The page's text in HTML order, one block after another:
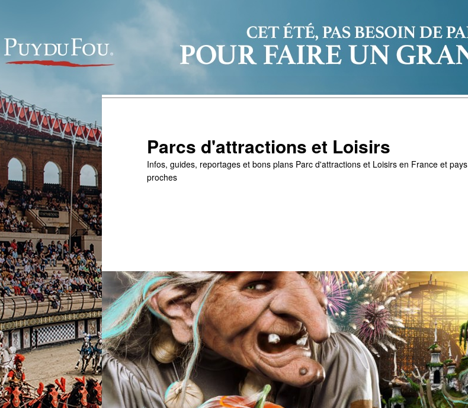
Parcs d'attractions et Loisirs
Infos, guides, reportages et bons plans Parc d'attractions et Loisirs en France et pays
proches